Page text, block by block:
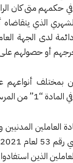
كان الراتب أو الأجر
يتقاضاه أمثالهم من
العامة المتعاقد
على المؤهل.
أنواعهم على أساس
والعسكريين
المشمولين بأحكام قانون العاملين الأساسي رقم 53 لعام 2021 الصادر عن
استفادوا من زيادات